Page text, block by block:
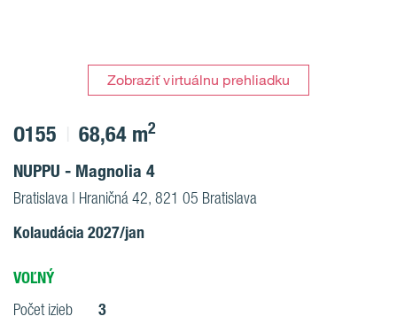
Zobraziť virtuálnu prehliadku
O155 68,64 m2
NUPPU - Magnolia 4
Bratislava | Hraničná 42, 821 05 Bratislava
Kolaudácia 2027/jan
VOĽNÝ
Počet izieb 3